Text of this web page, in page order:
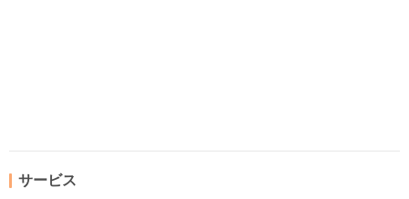
サービス